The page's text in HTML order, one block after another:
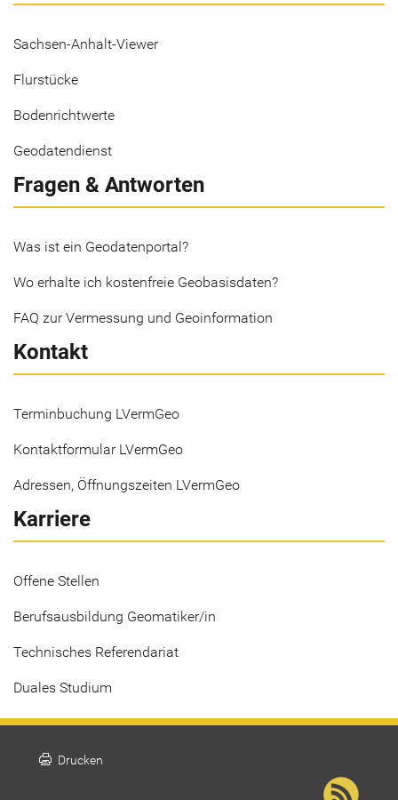
Sachsen-Anhalt-Viewer
Flurstücke
Bodenrichtwerte
Geodatendienst
Fragen & Antworten
Was ist ein Geodatenportal?
Wo erhalte ich kostenfreie Geobasisdaten?
FAQ zur Vermessung und Geoinformation
Kontakt
Terminbuchung LVermGeo
Kontaktformular LVermGeo
Adressen, Öffnungszeiten LVermGeo
Karriere
Offene Stellen
Berufsausbildung Geomatiker/in
Technisches Referendariat
Duales Studium
print Drucken